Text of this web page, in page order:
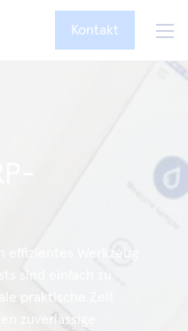
Kontakt
effizientes Werkzeug
sind einfach zu
praktische Zeit
zuverlässige